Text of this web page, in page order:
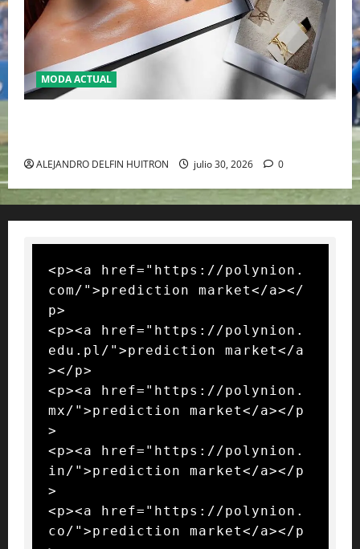
MODA ACTUAL
ALEJANDRO DELFIN HUITRON julio 30, 2026 0
<p><a href="https://polynion.
com/">prediction market</a></
p>
<p><a href="https://polynion.
edu.pl/">prediction market</a
></p>
<p><a href="https://polynion.
mx/">prediction market</a></p
>
<p><a href="https://polynion.
in/">prediction market</a></p
>
<p><a href="https://polynion.
co/">prediction market</a></p